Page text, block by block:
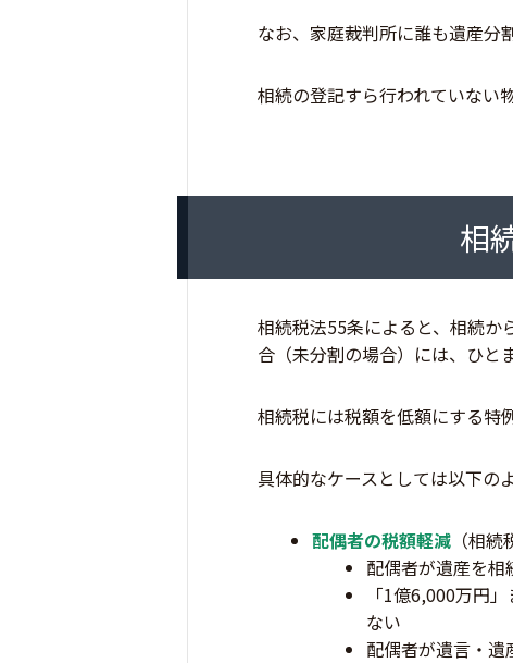
なお、家庭裁判所に誰も遺産分
相続の登記すら行われていない
相
相続税法55条によると、相続か
合（未分割の場合）には、ひと
相続税には税額を低額にする特
具体的なケースとしては以下の
配偶者の税額軽減 （相続
配偶者が遺産を
「1億6,000万円
ない
配偶者が遺言・